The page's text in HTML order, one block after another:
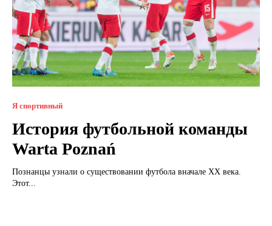
Я спортивный
История футбольной команды
Warta Poznań
Познанцы узнали о существовании футбола вначале ХХ века.
Этот...